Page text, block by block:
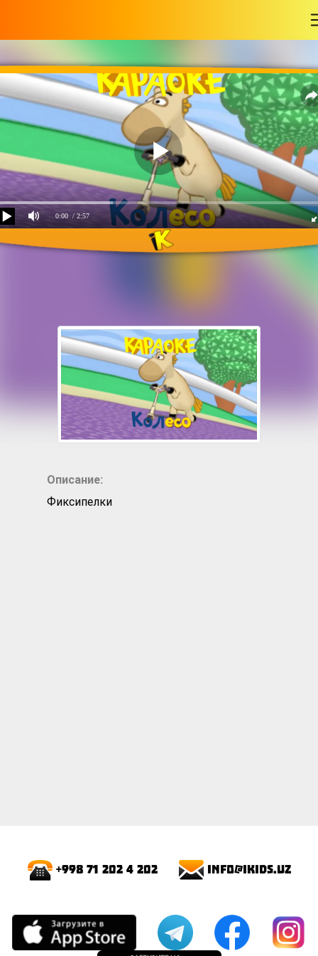
0:00 / 2:57
Песенка про колесо
Описание:
Фиксипелки
+998 71 202 4 202 info@ikids.uz